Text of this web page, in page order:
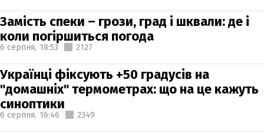
Замість спеки – грози, град і шквали: де і
коли погіршиться погода
6 серпня, 18:53 2127
Українці фіксують +50 градусів на
"домашніх" термометрах: що на це кажуть
синоптики
6 серпня, 16:46 2349